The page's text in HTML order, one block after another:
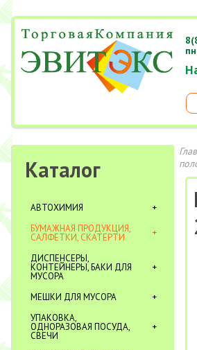
Каталог
АВТОХИМИЯ
БУМАЖНАЯ ПРОДУКЦИЯ,
САЛФЕТКИ, СКАТЕРТИ
ДИСПЕНСЕРЫ,
КОНТЕЙНЕРЫ, БАКИ ДЛЯ
МУСОРА
МЕШКИ ДЛЯ МУСОРА
УПАКОВКА,
ОДНОРАЗОВАЯ ПОСУДА,
СВЕЧИ